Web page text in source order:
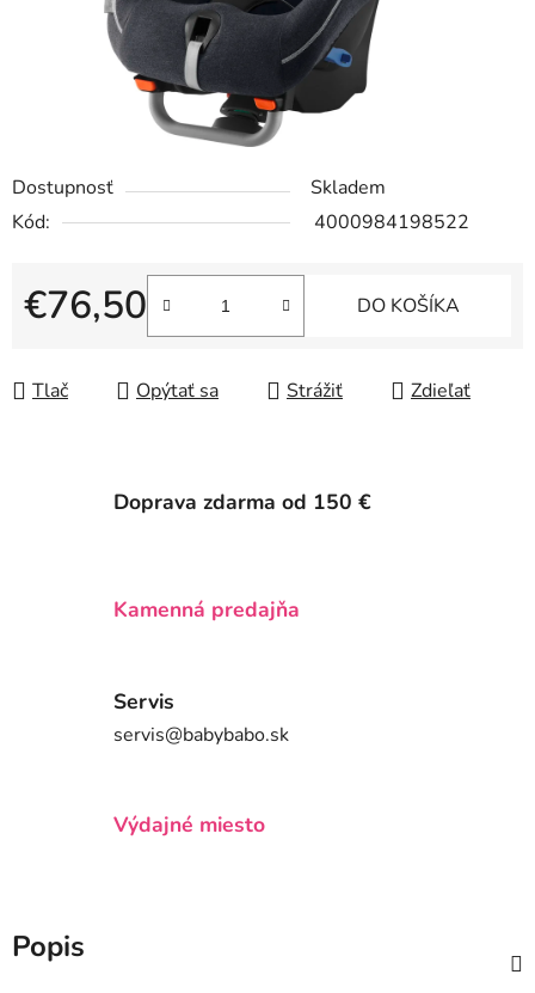
Dostupnosť
Skladem
Kód:
4000984198522
€76,50
Jednotková cena:
DO KOŠÍKA
Tlač Opýtať sa Strážiť Zdieľať
Doprava zdarma od 150 €
Kamenná predajňa
Servis
servis@babybabo.sk
Výdajné miesto
Popis